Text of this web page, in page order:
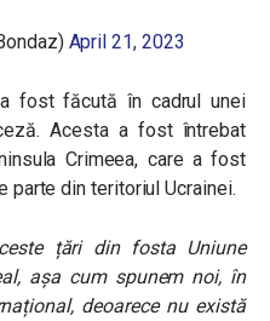
April 21, 2023
fost făcută în cadrul unei
Acesta a fost întrebat
Crimeea, care a fost
parte din teritoriul Ucrainei.
țări din fosta Uniune
așa cum spunem noi, în
deoarece nu există